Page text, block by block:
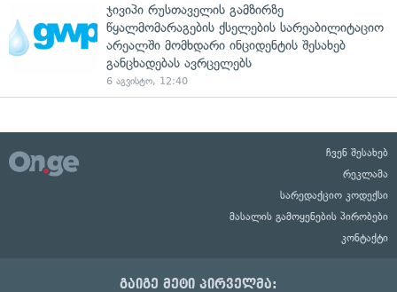
ჯივიპი რუსთაველის გამზირზე
წყალმომარაგების ქსელების სარეაბილიტაციო
არეალში მომხდარი ინციდენტის შესახებ
განცხადებას ავრცელებს
6 აგვისტო, 12:40
ჩვენ შესახებ
რეკლამა
სარედაქციო კოდექსი
მასალის გამოყენების პირობები
კონტაქტი
გაიგე მეტი პირველმა: